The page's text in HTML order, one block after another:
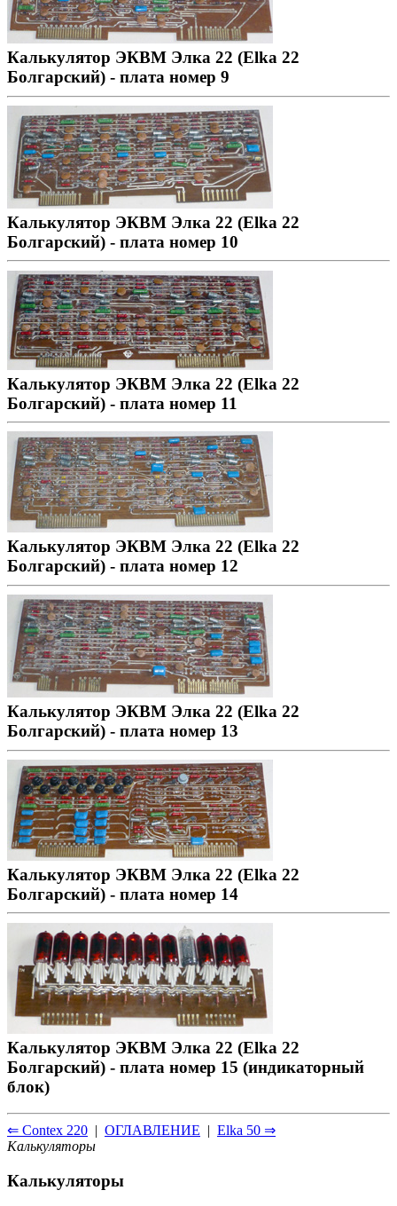
Калькулятор ЭКВМ Элка 22 (Elka 22
Болгарский) - плата номер 9
Калькулятор ЭКВМ Элка 22 (Elka 22
Болгарский) - плата номер 10
Калькулятор ЭКВМ Элка 22 (Elka 22
Болгарский) - плата номер 11
Калькулятор ЭКВМ Элка 22 (Elka 22
Болгарский) - плата номер 12
Калькулятор ЭКВМ Элка 22 (Elka 22
Болгарский) - плата номер 13
Калькулятор ЭКВМ Элка 22 (Elka 22
Болгарский) - плата номер 14
Калькулятор ЭКВМ Элка 22 (Elka 22
Болгарский) - плата номер 15 (индикаторный
блок)
⇐ Contex 220 | ОГЛАВЛЕНИЕ | Elka 50 ⇒
Калькуляторы
Калькуляторы